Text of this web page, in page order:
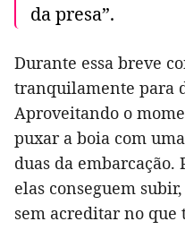
da presa”.
Durante essa breve
tranquilamente para
Aproveitando o
puxar a boia com
duas da embarcação.
elas conseguem
sem acreditar no que